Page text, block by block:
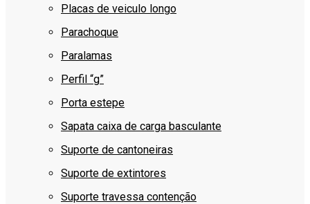
Placas de veiculo longo
Parachoque
Paralamas
Perfil “g”
Porta estepe
Sapata caixa de carga basculante
Suporte de cantoneiras
Suporte de extintores
Suporte travessa contenção